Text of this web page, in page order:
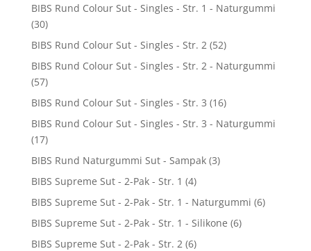
BIBS Rund Colour Sut - Singles - Str. 1 - Naturgummi
(30)
BIBS Rund Colour Sut - Singles - Str. 2 (52)
BIBS Rund Colour Sut - Singles - Str. 2 - Naturgummi
(57)
BIBS Rund Colour Sut - Singles - Str. 3 (16)
BIBS Rund Colour Sut - Singles - Str. 3 - Naturgummi
(17)
BIBS Rund Naturgummi Sut - Sampak (3)
BIBS Supreme Sut - 2-Pak - Str. 1 (4)
BIBS Supreme Sut - 2-Pak - Str. 1 - Naturgummi (6)
BIBS Supreme Sut - 2-Pak - Str. 1 - Silikone (6)
BIBS Supreme Sut - 2-Pak - Str. 2 (6)